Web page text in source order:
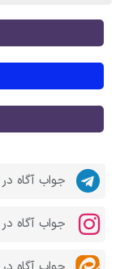
جواب آگاه در
جواب آگاه در